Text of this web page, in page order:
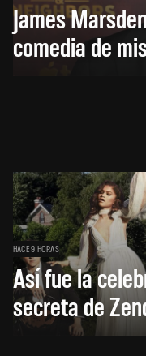
James
comedia de
HACE 9 HORAS
Así fue la
secreta de